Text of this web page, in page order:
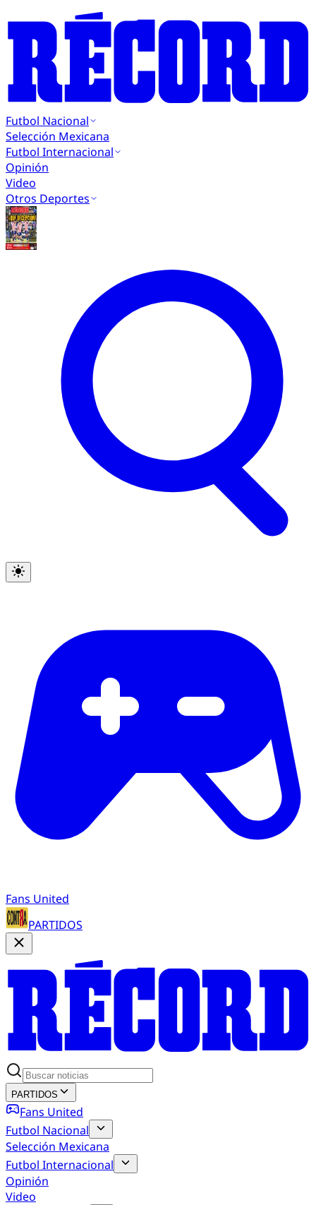
Futbol Nacional
Selección Mexicana
Futbol Internacional
Opinión
Video
Otros Deportes
Fans United
PARTIDOS
PARTIDOS
Fans United
Futbol Nacional
Selección Mexicana
Futbol Internacional
Opinión
Video